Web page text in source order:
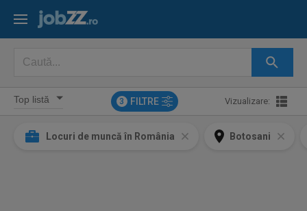
3 FILTRE Vizualizare:
Locuri de muncă în România Botosani